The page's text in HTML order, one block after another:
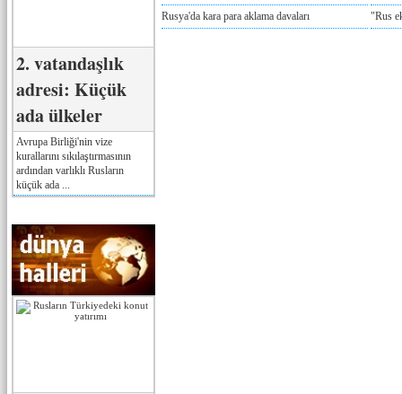
2. vatandaşlık
adresi: Küçük
ada ülkeler
Avrupa Birliği'nin vize
kurallarını sıkılaştırmasının
ardından varlıklı Rusların
küçük ada ...
Rusya'da kara para aklama davaları
"Rus